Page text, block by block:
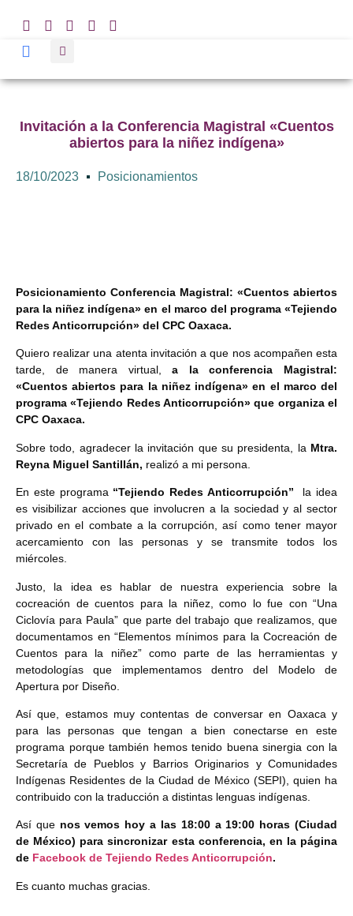
Invitación a la Conferencia Magistral «Cuentos
abiertos para la niñez indígena»
18/10/2023 Posicionamientos
Posicionamiento Conferencia Magistral: «Cuentos abiertos
para la niñez indígena» en el marco del programa «Tejiendo
Redes Anticorrupción» del CPC Oaxaca.
Quiero realizar una atenta invitación a que nos acompañen esta
tarde, de manera virtual,a la conferencia Magistral:
«Cuentos abiertos para la niñez indígena» en el marco del
programa «Tejiendo Redes Anticorrupción» que organiza el
CPC Oaxaca.
Sobre todo, agradecer la invitación que su presidenta, la Mtra.
Reyna Miguel Santillán, realizó a mi persona.
En este programa “Tejiendo Redes Anticorrupción”
la idea
es visibilizar acciones que involucren a la sociedad y al sector
privado en el combate a la corrupción, así como tener mayor
acercamiento con las personas y se transmite todos los
miércoles.
Justo, la idea es hablar de nuestra experiencia sobre la
cocreación de cuentos para la niñez, como lo fue con “Una
Ciclovía para Paula” que parte del trabajo que realizamos, que
documentamos en “Elementos mínimos para la Cocreación de
Cuentos para la niñez” como parte de las herramientas y
metodologías que implementamos dentro del Modelo de
Apertura por Diseño.
Así que, estamos muy contentas de conversar en Oaxaca y
para las personas que tengan a bien conectarse en este
programa porque también hemos tenido buena sinergia con la
Secretaría de Pueblos y Barrios Originarios y Comunidades
Indígenas Residentes de la Ciudad de México (SEPI), quien ha
contribuido con la traducción a distintas lenguas indígenas.
Así que nos vemos hoy a las 18:00 a 19:00 horas (Ciudad
de México) para sincronizar esta conferencia, en la página
de Facebook de Tejiendo Redes Anticorrupción.
Es cuanto muchas gracias.